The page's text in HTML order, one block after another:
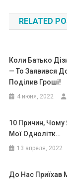
по
RELATED
Коли Батько
— То Заявився
Поділив Гроші!
4 июня, 2022
10 Причин, Чому
Мої Однолітк…
13 апреля, 2022
До Нас Приїхав